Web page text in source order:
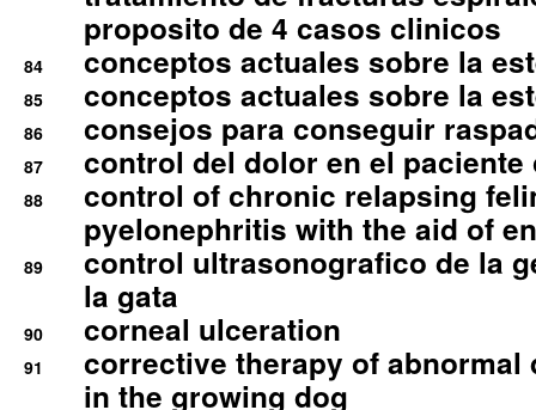
proposito de 4 casos clinicos
84 conceptos actuales sobre la
85 conceptos actuales sobre la
86 consejos para conseguir
87 control del dolor en el
88
control of chronic relapsing
pyelonephritis with the aid of
89
control ultrasonografico de la
la gata
90 corneal ulceration
91
corrective therapy of abnormal
in the growing dog